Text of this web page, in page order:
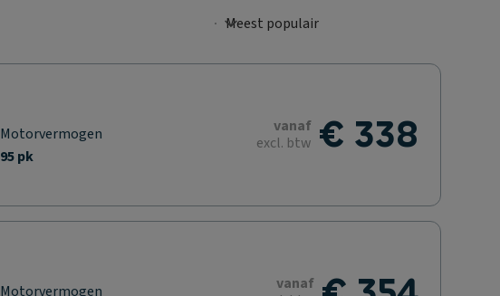
Motorvermogen
95 pk
€ 338
vanaf
excl. btw
Motorvermogen
vanaf